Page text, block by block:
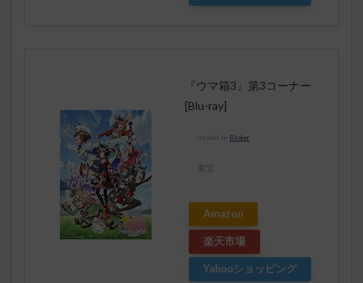
『ウマ箱3』第3コーナー
[Blu-ray]
created by Rinker
東宝
Amazon
楽天市場
Yahooショッピング